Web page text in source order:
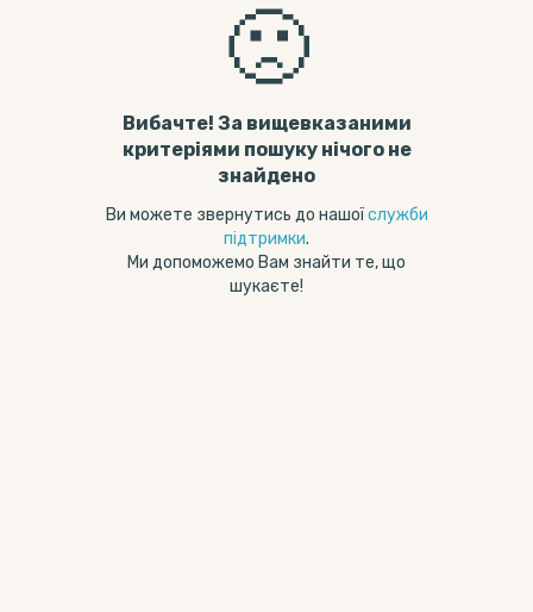
🙁
Вибачте! За вищевказаними
критеріями пошуку нічого не
знайдено
Ви можете звернутись до нашоїслужби
підтримки.
Ми допоможемо Вам знайти те, що
шукаєте!